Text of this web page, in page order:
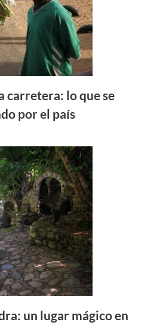
carretera: lo que se
por el país
un lugar mágico en